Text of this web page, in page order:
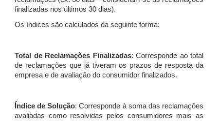
finalizadas nos últimos 30 dias).
Os índices são calculados da seguinte forma:
Total de Reclamações Finalizadas: Corresponde ao total
de reclamações que já tiveram os prazos de resposta da
empresa e de avaliação do consumidor finalizados.
Índice de Solução: Corresponde à soma das reclamações
avaliadas como resolvidas pelos consumidores mais as